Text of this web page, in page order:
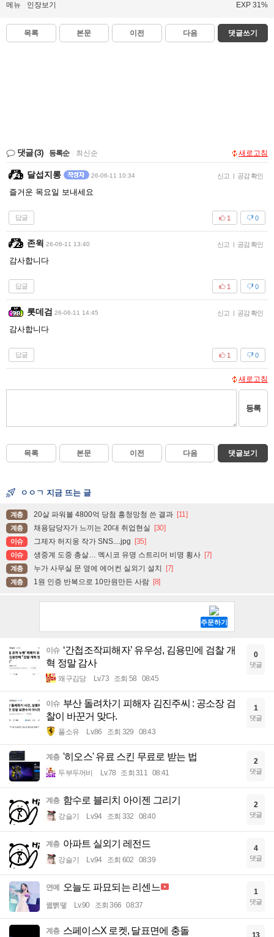
메뉴 인장보기 EXP 31%
목록 본문 이전 다음 댓글쓰기
댓글(3) 등록순 최신순 새로고침
달섭지롱 26-06-11 10:34 신고 | 공감 확인
즐거운 목요일 보내세요
답글 0
1
존윅 26-06-11 13:40 신고 | 공감 확인
감사합니다
답글 0
1
롯데검 26-06-11 14:45 신고 | 공감 확인
감사합니다
답글 0
1
새로고침
등록
목록 본문 이전 다음 댓글보기
ㅇㅇㄱ 지금 뜨는 글
계층 20살 파워볼 4800억 당첨 흥청망청 쓴 결과 [11]
계층 채용담당자가 느끼는 20대 취업현실 [30]
이슈 그제자 허지웅 작가 SNS....jpg [35]
이슈 생중계 도중 총살… 멕시코 유명 스트리머 비명 횡사 [7]
계층 누가 사무실 문 옆에 에어컨 실외기 설치 [7]
계층 1원 인증 반복으로 10만원만든 사람 [8]
이슈 ‘간첩조작피해자’ 유우성, 김용민에 검찰 개
혁 정말 감사
왜구김당 Lv.73 조회 58 08:45
0
댓글
이슈 부산 돌려차기 피해자 김진주씨 : 공소장 검
찰이 바꾼거 맞다.
풀소유 Lv.86 조회 329 08:43
1
댓글
계층 '히오스' 유료 스킨 무료로 받는 법
두부두꺼비 Lv.78 조회 311 08:41
2
댓글
계층 함수로 블리치 아이젠 그리기
강슬기 Lv.94 조회 332 08:40
2
댓글
계층 아파트 실외기 레전드
강슬기 Lv.94 조회 602 08:39
4
댓글
연예 오늘도 파묘되는 리센느
꿻뻵뗗 Lv.90 조회 366 08:37
1
댓글
계층 스페이스X 로켓, 달표면에 충돌